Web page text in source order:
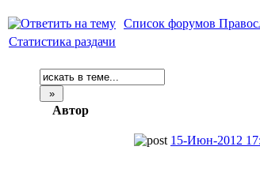
Список форумов
Статистика раздачи
Автор
15-Июн-2012